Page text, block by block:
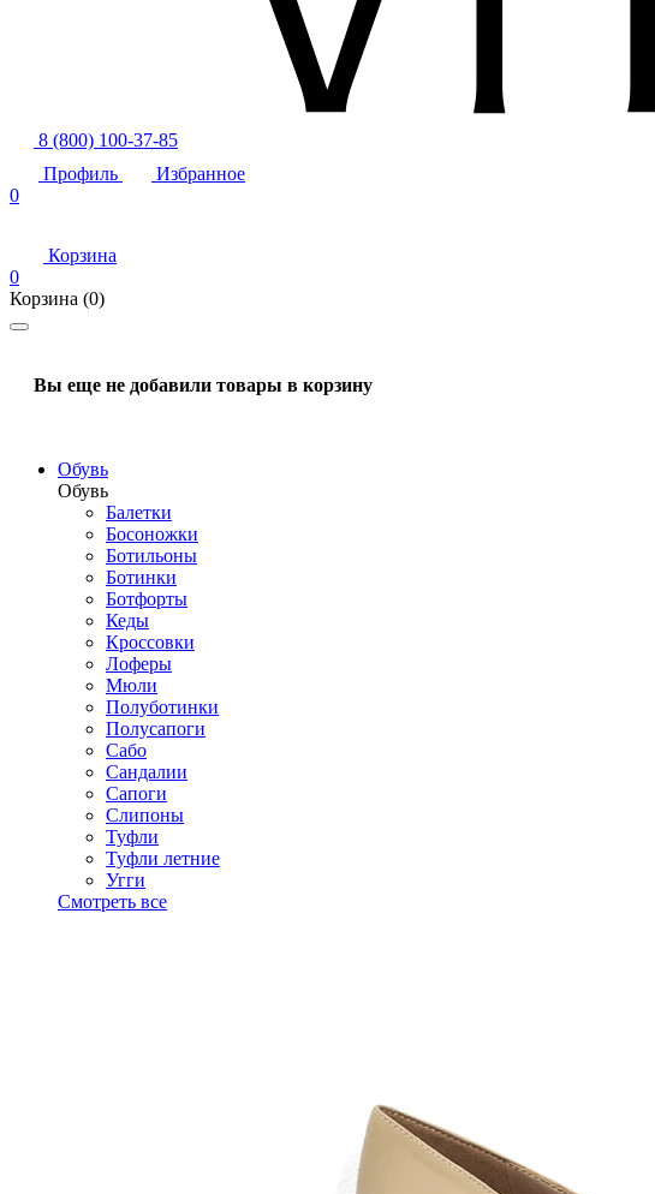
8 (800) 100-37-85
Профиль
Избранное
0
Корзина
0
Корзина (0)
Вы еще не добавили товары в корзину
Обувь
Обувь
Балетки
Босоножки
Ботильоны
Ботинки
Ботфорты
Кеды
Кроссовки
Лоферы
Мюли
Полуботинки
Полусапоги
Сабо
Сандалии
Сапоги
Слипоны
Туфли
Туфли летние
Угги
Смотреть все